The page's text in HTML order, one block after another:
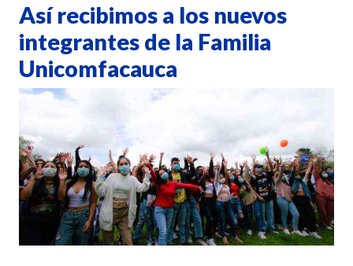
Así recibimos a los nuevos
integrantes de la Familia
Unicomfacauca